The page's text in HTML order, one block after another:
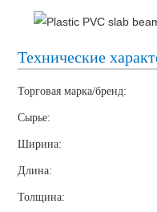
Технические
Торговая марка/бренд:
Сырье:
Ширина:
Длина:
Толщина: